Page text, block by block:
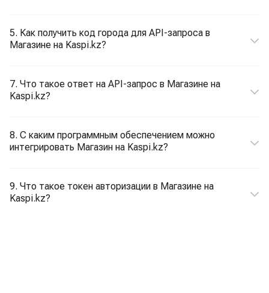
5. Как получить код города для API-запроса в
Магазине на Kaspi.kz?
7. Что такое ответ на API-запрос в Магазине на
Kaspi.kz?
8. С каким программным обеспечением можно
интегрировать Магазин на Kaspi.kz?
9. Что такое токен авторизации в Магазине на
Kaspi.kz?